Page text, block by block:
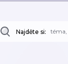
Najděte si: